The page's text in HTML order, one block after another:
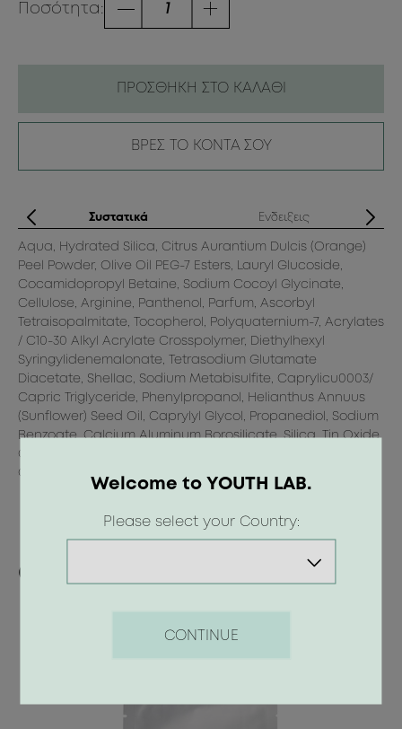
Ποσότητα:
ΠΡΟΣΘΗΚΗ ΣΤΟ ΚΑΛΑΘΙ
ΒΡΕΣ ΤΟ ΚΟΝΤΑ ΣΟΥ
Συστατικά Ενδειξεις
Aqua, Hydrated Silica, Citrus Aurantium Dulcis (Orange)
Peel Powder, Olive Oil PEG-7 Esters, Lauryl Glucoside,
Cocamidopropyl Betaine, Sodium Cocoyl Glycinate,
Cellulose, Arginine, Panthenol, Parfum, Ascorbyl
Tetraisopalmitate, Tocopherol, Polyquaternium-7, Acrylates
/ C10-30 Alkyl Acrylate Crosspolymer, Diethylhexyl
Syringylidenemalonate, Tetrasodium Glutamate
Diacetate, Shellac, Sodium Metabisulfite, Caprylicu0003/
Capric Triglyceride, Phenylpropanol, Helianthus Annuus
(Sunflower) Seed Oil, Caprylyl Glycol, Propanediol, Sodium
Benzoate, Calcium Aluminum Borosilicate, Silica, Tin Oxide,
CI 77891u0003(Titanium Dioxide), CI 77491 (Iron
Oxides),u0003CI 77492 (Iron Oxides), Citronellol, Limonene
Οι προτάσεις μας
Welcome to YOUTH LAB.
Please select your Country:
CONTINUE